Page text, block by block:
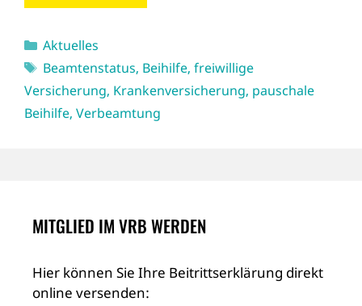
Kategorien
Aktuelles
Schlagwörter
Beamtenstatus, Beihilfe, freiwillige
Versicherung, Krankenversicherung, pauschale
Beihilfe, Verbeamtung
MITGLIED IM VRB WERDEN
Hier können Sie Ihre Beitrittserklärung direkt
online versenden: